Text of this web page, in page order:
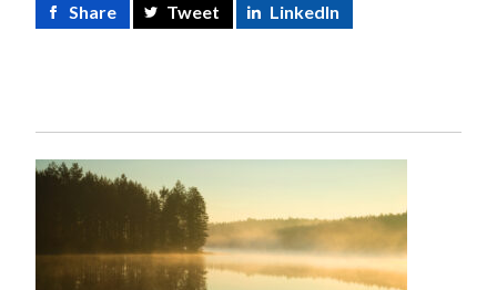
Share Tweet LinkedIn